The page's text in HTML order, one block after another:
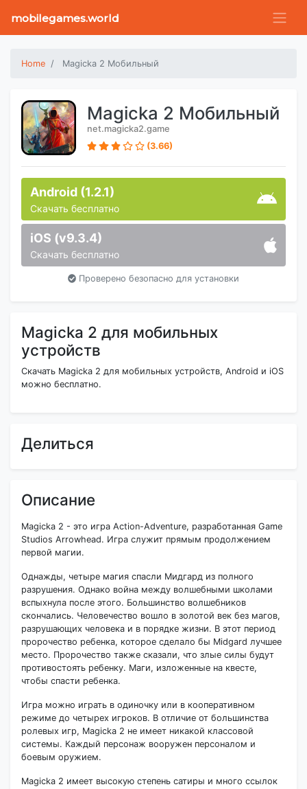
mobilegames.world
Home Magicka 2 Мобильный
Magicka 2 Мобильный
net.magicka2.game
(3.66)
Android (1.2.1)
Скачать бесплатно
iOS (v9.3.4)
Скачать бесплатно
Проверено безопасно для установки
Magicka 2 для мобильных
устройств
Скачать Magicka 2 для мобильных устройств, Android и iOS
можно бесплатно.
Делиться
Описание
Magicka 2 - это игра Action-Adventure, разработанная Game
Studios Arrowhead. Игра служит прямым продолжением
первой магии.
Однажды, четыре магия спасли Мидгард из полного
разрушения. Однако война между волшебными школами
вспыхнула после этого. Большинство волшебников
скончались. Человечество вошло в золотой век без магов,
разрушающих человека и в порядке жизни. В этот период
пророчество ребенка, которое сделало бы Midgard лучшее
место. Пророчество также сказали, что злые силы будут
противостоять ребенку. Маги, изложенные на квесте,
чтобы спасти ребенка.
Игра можно играть в одиночку или в кооперативном
режиме до четырех игроков. В отличие от большинства
ролевых игр, Magicka 2 не имеет никакой классовой
системы. Каждый персонаж вооружен персоналом и
боевым оружием.
Magicka 2 имеет высокую степень сатиры и много ссылок